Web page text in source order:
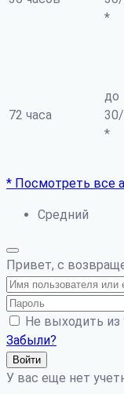
*
72 часа
до
*
* Посмотреть все
Средний
Привет, с
Не выходить из
Забыли?
Войти
У вас еще нет